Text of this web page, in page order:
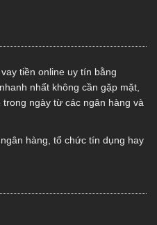
tiền online uy tín bằng
nhất không cần gặp mặt,
ngày từ các ngân hàng và
hàng, tổ chức tín dụng hay